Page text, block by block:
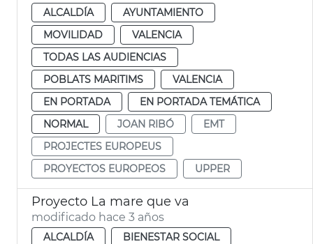
ALCALDÍA
AYUNTAMIENTO
MOVILIDAD
VALENCIA
TODAS LAS AUDIENCIAS
POBLATS MARITIMS
VALENCIA
EN PORTADA
EN PORTADA TEMÁTICA
NORMAL
JOAN RIBÓ
EMT
PROJECTES EUROPEUS
PROYECTOS EUROPEOS
UPPER
Proyecto La mare que va
modificado hace 3 años
ALCALDÍA
BIENESTAR SOCIAL